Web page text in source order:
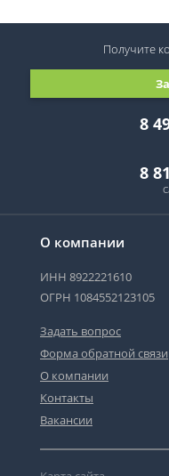
О компании
ИНН 8922221610
ОГРН 1084552123105
Задать вопрос
Форма обратной связи
О компании
Контакты
Вакансии
8
8
Получите